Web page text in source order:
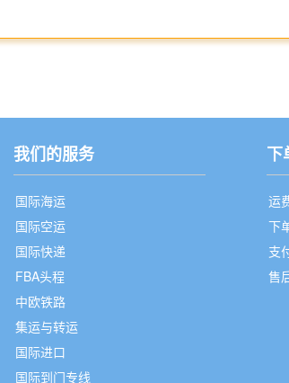
我们的服务
国际海运
国际空运
国际快递
FBA头程
中欧铁路
集运与转运
国际进口
国际到门专线
运
下
支
售